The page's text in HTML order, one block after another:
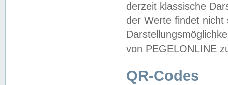
derzeit klassische
der Werte findet
von PEGELONLINE
QR-Codes